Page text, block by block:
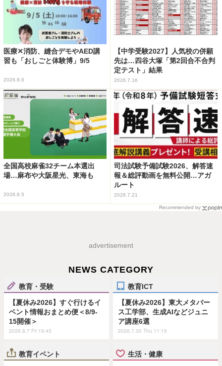
医療✕消防、縫合デモやAED講
習も「おしごと体験博」9/5
2026.8.6
【中学受験2027】人気校の併願
先は…四谷大塚「第2回合不合判
定テスト」結果
2026.7.16
全国高校麻雀32チーム本選出
場…麻布や大阪星光、東海も
2026.8.5
司法試験予備試験2026、解答速
報＆総評動画を無料公開…アガ
ルート
2026.7.21
Recommended by
advertisement
NEWS CATEGORY
教育・受験
【夏休み2026】すぐ行けるイ
ベント情報おまとめ便＜8/9-
15開催＞
2026.8.7 Fri 19:45
教育ICT
【夏休み2026】東大メタバー
ス工学部、生成AIなどジュニ
ア講座6選
2026.7.30 Thu 11:15
教育イベント 生活・健康